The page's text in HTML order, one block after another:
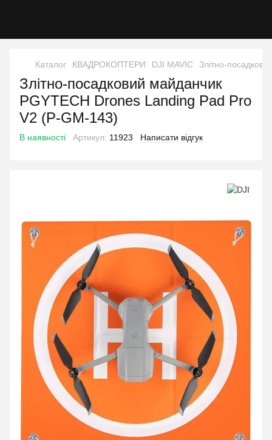
Каталог КВАДРОКОПТЕРИ DJI MAVIC Злітно-
Злітно-посадковий майданчик
PGYTECH Drones Landing Pad Pro
V2 (P-GM-143)
В наявності Артикул: 11923 Написати відгук